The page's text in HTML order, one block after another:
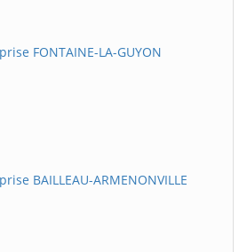
FONTAINE-LA-GUYON
BAILLEAU-ARMENONVILLE